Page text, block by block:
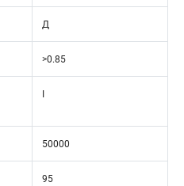
Д
>0.85
50000
95